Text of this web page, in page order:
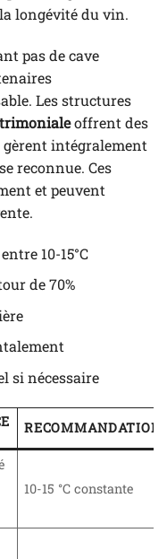
longévité du vin.
pas de cave
Les structures
offrent des
gèrent intégralement
reconnue. Ces
et peuvent
10-15°C
de 70%
si nécessaire
RECOMMANDATION
10-15 °C constante